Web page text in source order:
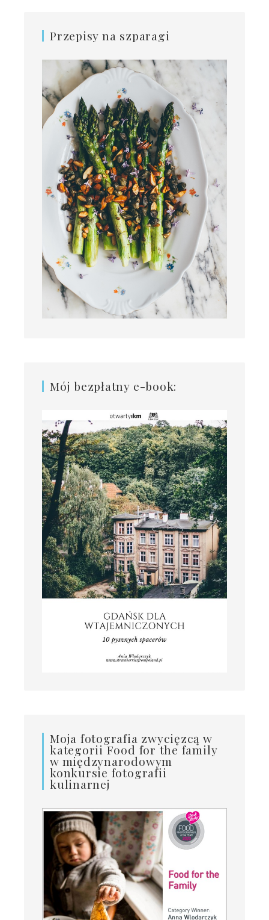
Przepisy na szparagi
Mój bezpłatny e-book:
Moja fotografia zwycięzcą w
kategorii Food for the family
w międzynarodowym
konkursie fotografii
kulinarnej